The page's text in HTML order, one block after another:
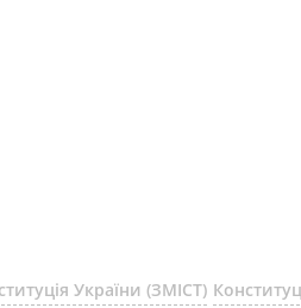
України (ЗМІСТ)